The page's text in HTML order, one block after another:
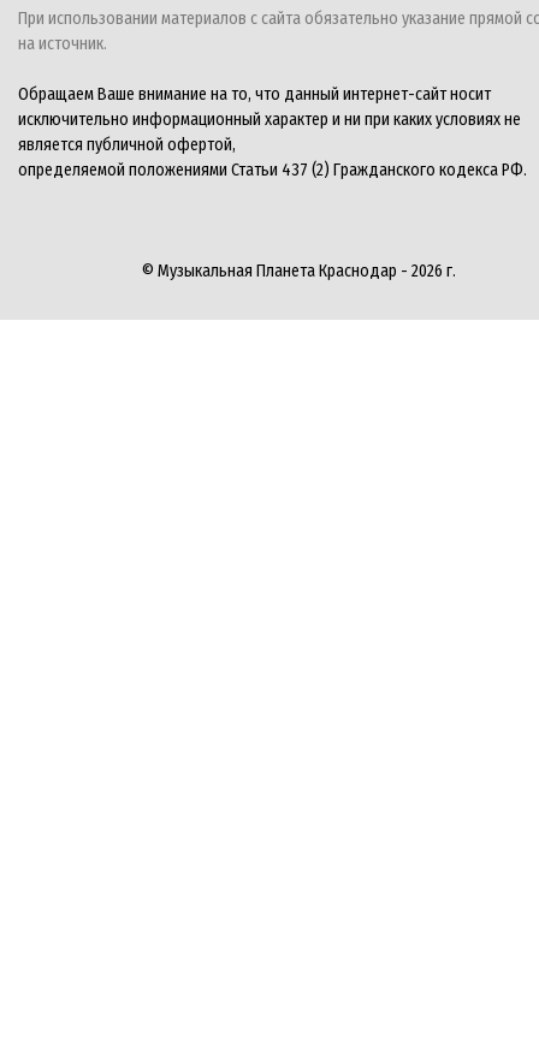
При использовании материалов с сайта обязательно указание прямой
на источник.
Обращаем Ваше внимание на то, что данный интернет-сайт носит
исключительно информационный характер и ни при каких условиях не
является публичной офертой,
определяемой положениями Статьи 437 (2) Гражданского кодекса РФ.
© Музыкальная Планета Краснодар - 2026 г.